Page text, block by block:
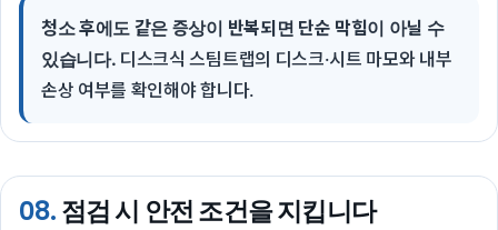
청소 후에도 같은 증상이 반복되면 단순 막힘이 아닐 수
있습니다. 디스크식 스팀트랩의 디스크·시트 마모와 내부
손상 여부를 확인해야 합니다.
08.점검 시 안전 조건을 지킵니다